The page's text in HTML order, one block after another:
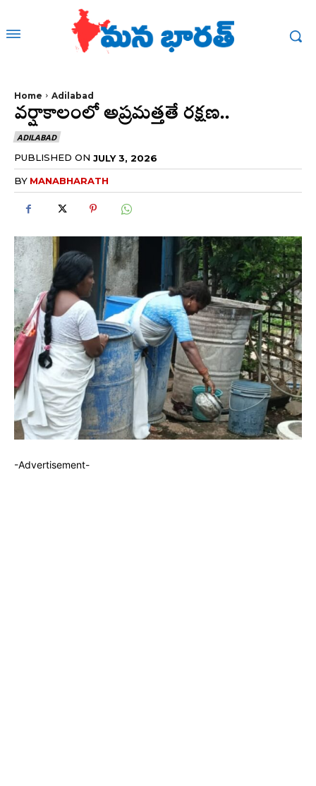
Home Adilabad
వర్షాకాలంలో అప్రమత్తతే రక్షణ..
ADILABAD
PUBLISHED ON JULY 3, 2026
BY MANABHARATH
-Advertisement-